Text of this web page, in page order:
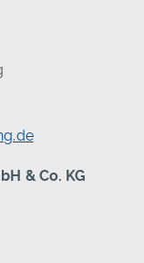
& Co. KG